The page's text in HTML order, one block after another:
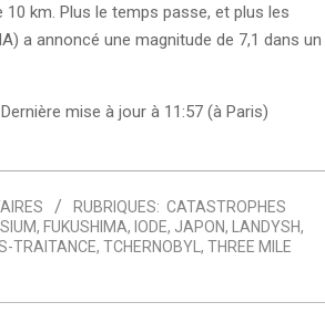
km. Plus le temps passe, et plus les
a annoncé une magnitude de 7,1 dans un
mise à jour à 11:57 (à Paris)
RUBRIQUES: CATASTROPHES
, FUKUSHIMA, IODE, JAPON, LANDYSH,
TRAITANCE, TCHERNOBYL , THREE MILE